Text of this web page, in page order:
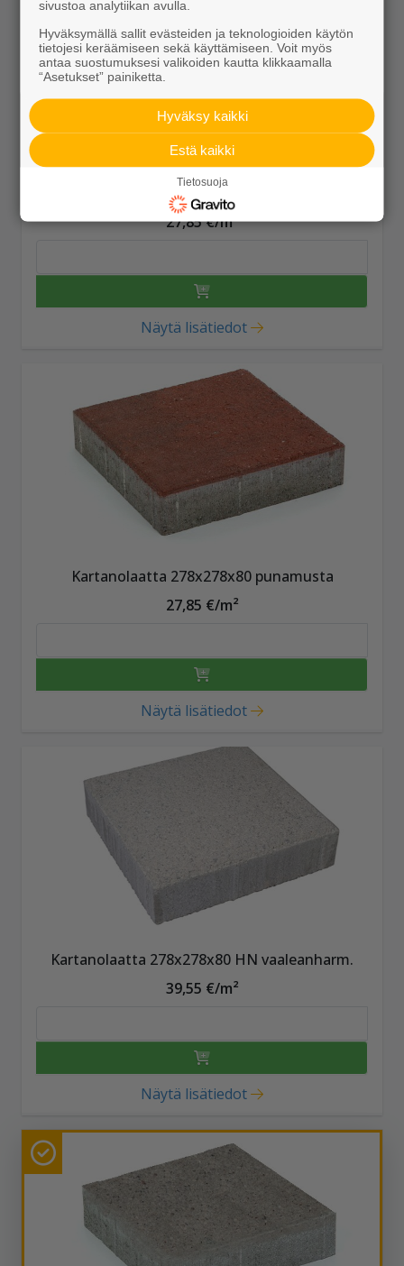
Kartanolaatta 278x278x80 punainen
27,85 €/m²
Näytä lisätiedot
Kartanolaatta 278x278x80 punamusta
27,85 €/m²
Näytä lisätiedot
Kartanolaatta 278x278x80 HN vaaleanharm.
39,55 €/m²
Näytä lisätiedot
sivustoa analytiikan avulla.
Hyväksymällä sallit evästeiden ja teknologioiden käytön
tietojesi keräämiseen sekä käyttämiseen. Voit myös
antaa suostumuksesi valikoiden kautta klikkaamalla
“Asetukset” painiketta.
Hyväksy kaikki
Estä kaikki
Tietosuoja